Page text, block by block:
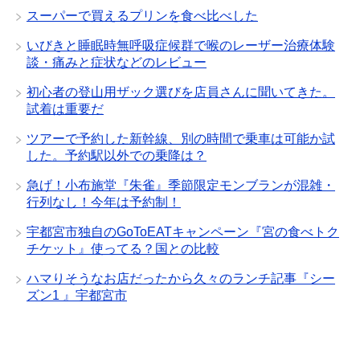
スーパーで買えるプリンを食べ比べした
いびきと睡眠時無呼吸症候群で喉のレーザー治療体験
談・痛みと症状などのレビュー
初心者の登山用ザック選びを店員さんに聞いてきた。
試着は重要だ
ツアーで予約した新幹線、別の時間で乗車は可能か試
した。予約駅以外での乗降は？
急げ！小布施堂『朱雀』季節限定モンブランが混雑・
行列なし！今年は予約制！
宇都宮市独自のGoToEATキャンペーン『宮の食べトク
チケット』使ってる？国との比較
ハマりそうなお店だったから久々のランチ記事『シー
ズン1 』宇都宮市